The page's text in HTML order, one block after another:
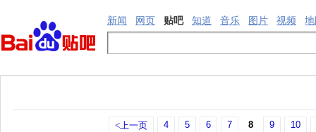
新闻 网页 贴吧 知道 音乐 图片 视频
<上一页 4 5 6 7 8 9 10